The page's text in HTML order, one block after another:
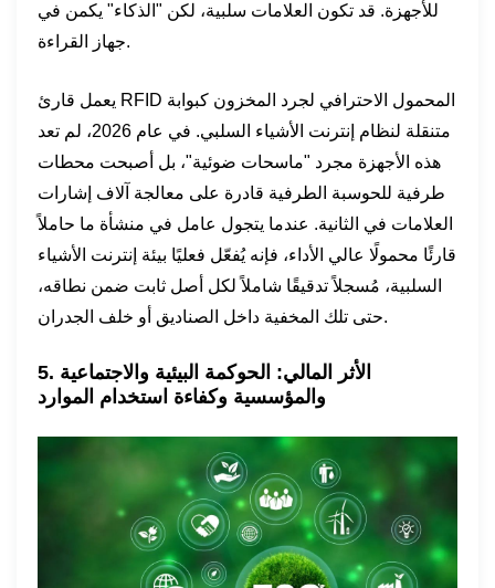
للأجهزة. قد تكون العلامات سلبية، لكن "الذكاء" يكمن في
جهاز القراءة.
يعمل قارئ RFID المحمول الاحترافي لجرد المخزون كبوابة
متنقلة لنظام إنترنت الأشياء السلبي. في عام 2026، لم تعد
هذه الأجهزة مجرد "ماسحات ضوئية"، بل أصبحت محطات
طرفية للحوسبة الطرفية قادرة على معالجة آلاف إشارات
العلامات في الثانية. عندما يتجول عامل في منشأة ما حاملاً
قارئًا محمولًا عالي الأداء، فإنه يُفعّل فعليًا بيئة إنترنت الأشياء
السلبية، مُسجلاً تدقيقًا شاملاً لكل أصل ثابت ضمن نطاقه،
حتى تلك المخفية داخل الصناديق أو خلف الجدران.
5. الأثر المالي: الحوكمة البيئية والاجتماعية
والمؤسسية وكفاءة استخدام الموارد